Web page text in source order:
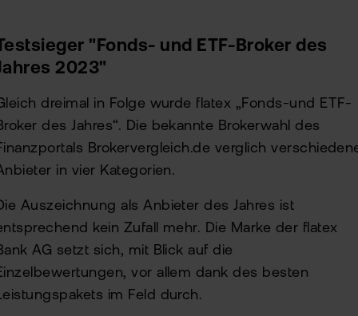
"Fonds- und ETF-Broker des
2023"
dreimal in Folge wurde flatex „Fonds-und ETF-
des Jahres“. Die bekannte Brokerwahl des
Brokervergleich.de verglich
in vier Kategorien.
Auszeichnung als Anbieter des Jahres ist
kein Zufall mehr. Die Marke der flatex
AG setzt sich, mit Blick auf die
vor allem dank des besten
im Feld durch.